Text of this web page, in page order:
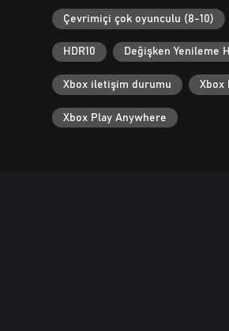
Çevrimiçi çok oyunculu (8-10)
HDR10 Değişken Yenileme
Xbox iletişim durumu Xbox
Xbox Play Anywhere